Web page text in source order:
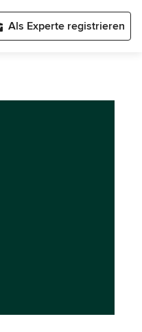
Als Experte registrieren